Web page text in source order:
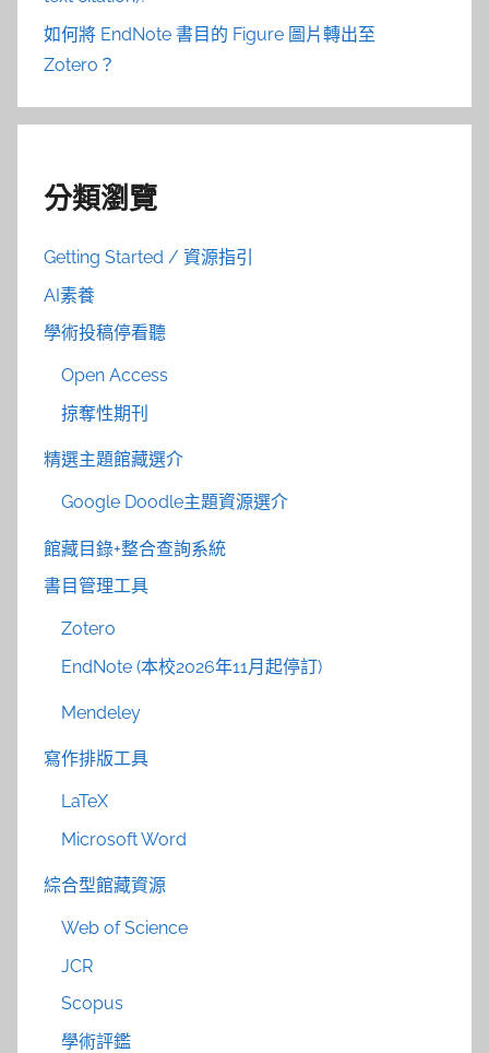
如何將 EndNote 書目的 Figure 圖片轉出至
Zotero？
分類瀏覽
Getting Started / 資源指引
AI素養
學術投稿停看聽
Open Access
掠奪性期刊
精選主題館藏選介
Google Doodle主題資源選介
館藏目錄+整合查詢系統
書目管理工具
Zotero
EndNote (本校2026年11月起停訂)
Mendeley
寫作排版工具
LaTeX
Microsoft Word
綜合型館藏資源
Web of Science
JCR
Scopus
學術評鑑